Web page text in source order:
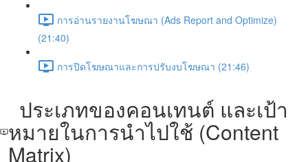
การอ่านรายงานโฆษณา (Ads Report and Optimize)
(21:40)
การปิดโฆษณาและการปรับงบโฆษณา (21:46)
ประเภทของคอนเทนต์ และเป้า
หมายในการนำไปใช้ (Content
Matrix)